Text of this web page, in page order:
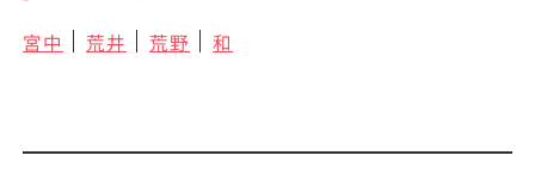
宮中 荒井 荒野 和